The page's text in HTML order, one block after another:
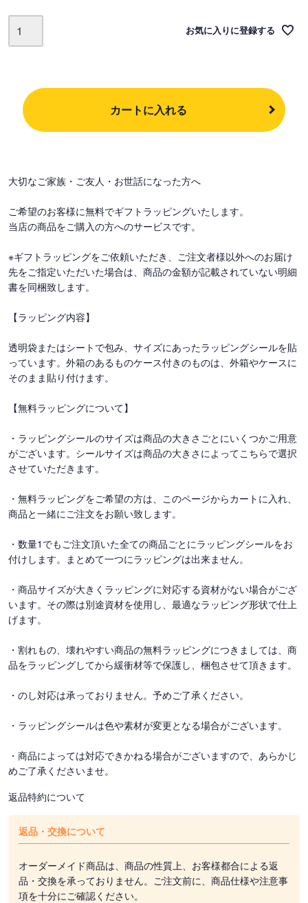
お気に入りに登録する
カートに入れる
大切なご家族・ご友人・お世話になった方へ
ご希望のお客様に無料でギフトラッピングいたします。
当店の商品をご購入の方へのサービスです。
※ギフトラッピングをご依頼いただき、ご注文者様以外へのお届け
先をご指定いただいた場合は、商品の金額が記載されていない明細
書を同梱致します。
【ラッピング内容】
透明袋またはシートで包み、サイズにあったラッピングシールを貼
っています。外箱のあるものケース付きのものは、外箱やケースに
そのまま貼り付けます。
【無料ラッピングについて】
・ラッピングシールのサイズは商品の大きさごとにいくつかご用意
がございます。シールサイズは商品の大きさによってこちらで選択
させていただきます。
・無料ラッピングをご希望の方は、このページからカートに入れ、
商品と一緒にご注文をお願い致します。
・数量1でもご注文頂いた全ての商品ごとにラッピングシールをお
付けします。まとめて一つにラッピングは出来ません。
・商品サイズが大きくラッピングに対応する資材がない場合がござ
います。その際は別途資材を使用し、最適なラッピング形状で仕上
げます。
・割れもの、壊れやすい商品の無料ラッピングにつきましては、商
品をラッピングしてから緩衝材等で保護し、梱包させて頂きます。
・のし対応は承っておりません。予めご了承ください。
・ラッピングシールは色や素材が変更となる場合がございます。
・商品によっては対応できかねる場合がございますので、あらかじ
めご了承くださいませ。
返品特約について
返品・交換について
オーダーメイド商品は、商品の性質上、お客様都合による返
品・交換を承っておりません。ご注文前に、商品仕様や注意事
項を十分にご確認ください。